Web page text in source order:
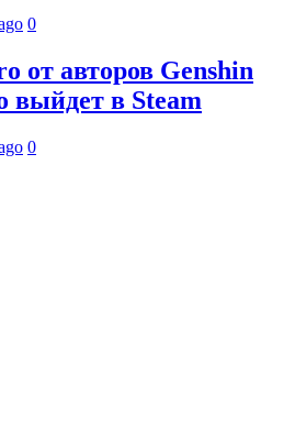
0
от авторов Genshin
выйдет в Steam
0